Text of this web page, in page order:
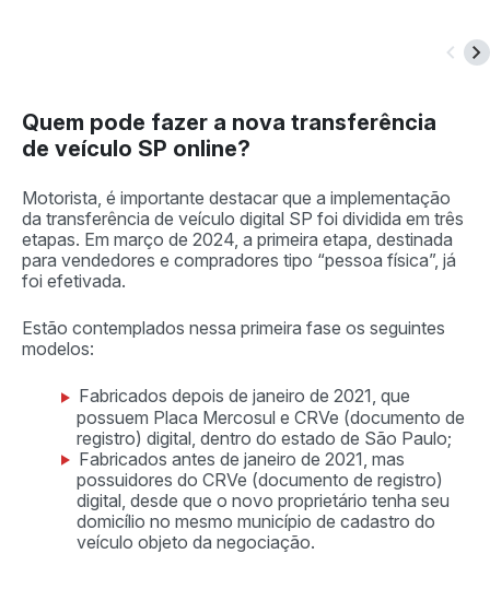
Quem pode fazer a nova transferência
de veículo SP online?
Motorista, é importante destacar que a implementação
da transferência de veículo digital SP foi dividida em três
etapas. Em março de 2024, a primeira etapa, destinada
para vendedores e compradores tipo “pessoa física”, já
foi efetivada.
Estão contemplados nessa primeira fase os seguintes
modelos:
Fabricados depois de janeiro de 2021, que
possuem Placa Mercosul e CRVe (documento de
registro) digital, dentro do estado de São Paulo;
Fabricados antes de janeiro de 2021, mas
possuidores do CRVe (documento de registro)
digital, desde que o novo proprietário tenha seu
domicílio no mesmo município de cadastro do
veículo objeto da negociação.